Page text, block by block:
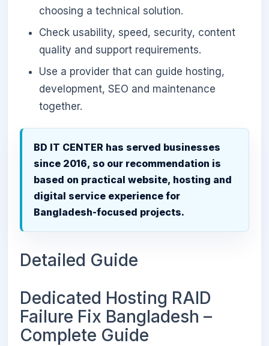
choosing a technical solution.
Check usability, speed, security, content
quality and support requirements.
Use a provider that can guide hosting,
development, SEO and maintenance
together.
BD IT CENTER has served businesses
since 2016, so our recommendation is
based on practical website, hosting and
digital service experience for
Bangladesh-focused projects.
Detailed Guide
Dedicated Hosting RAID
Failure Fix Bangladesh –
Complete Guide